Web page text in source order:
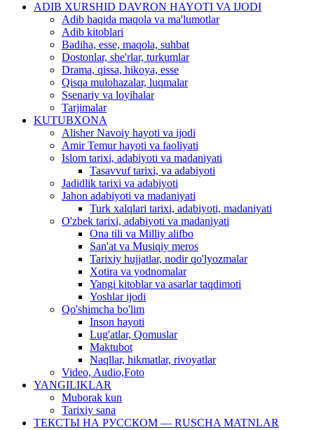
ADIB XURSHID DAVRON HAYOTI VA IJODI
Adib haqida maqola va ma'lumotlar
Adib kitoblari
Badiha, esse, maqola, suhbat
Dostonlar, she'rlar, turkumlar
Drama, qissa, hikoya, esse
Qisqa mulohazalar, luqmalar
Ssenariy va loyihalar
Tarjimalar
KUTUBXONA
Alisher Navoiy hayoti va ijodi
Amir Temur hayoti va faoliyati
Islom tarixi, adabiyoti va madaniyati
Tasavvuf tarixi, va adabiyoti
Jadidlik tarixi va adabiyoti
Jahon adabiyoti va madaniyati
Turk xalqlari tarixi, adabiyoti, madaniyati
O'zbek tarixi, adabiyoti va madaniyati
Ona tili va Milliy alifbo
San'at va Musiqiy meros
Tarixiy hujjatlar, nodir qo'lyozmalar
Xotira va yodnomalar
Yangi kitoblar va asarlar taqdimoti
Yoshlar ijodi
Qo'shimcha bo'lim
Inson hayoti
Lug'atlar, Qomuslar
Maktubot
Naqllar, hikmatlar, rivoyatlar
Video, Audio,Foto
YANGILIKLAR
Muborak kun
Tarixiy sana
ТЕКСТЫ НА РУССКОМ — RUSCHA MATNLAR